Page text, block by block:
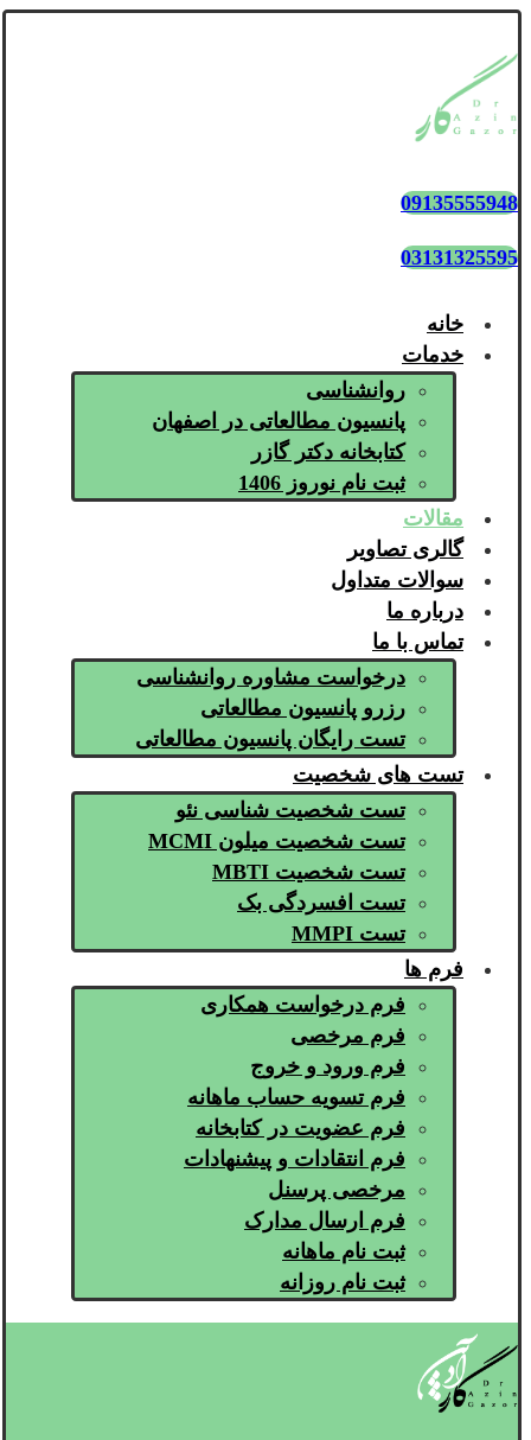
09135555948
03131325595
خانه
خدمات
روانشناسی
پانسیون مطالعاتی در اصفهان
کتابخانه دکتر گازر
ثبت نام نوروز 1406
مقالات
گالری تصاویر
سوالات متداول
درباره ما
تماس با ما
درخواست مشاوره روانشناسی
رزرو پانسیون مطالعاتی
تست رایگان پانسیون مطالعاتی
تست های شخصیت
تست شخصیت شناسی نئو
تست شخصیت میلون MCMI
تست شخصیت MBTI
تست افسردگی بک
تست MMPI
فرم ها
فرم درخواست همکاری
فرم مرخصی
فرم ورود و خروج
فرم تسویه حساب ماهانه
فرم عضویت در کتابخانه
فرم انتقادات و پیشنهادات
مرخصی پرسنل
فرم ارسال مدارک
ثبت نام ماهانه
ثبت نام روزانه